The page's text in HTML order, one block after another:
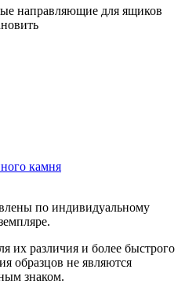
направляющие для ящиков
камня
по индивидуальному
их различия и более быстрого
образцов не являются
знаком.